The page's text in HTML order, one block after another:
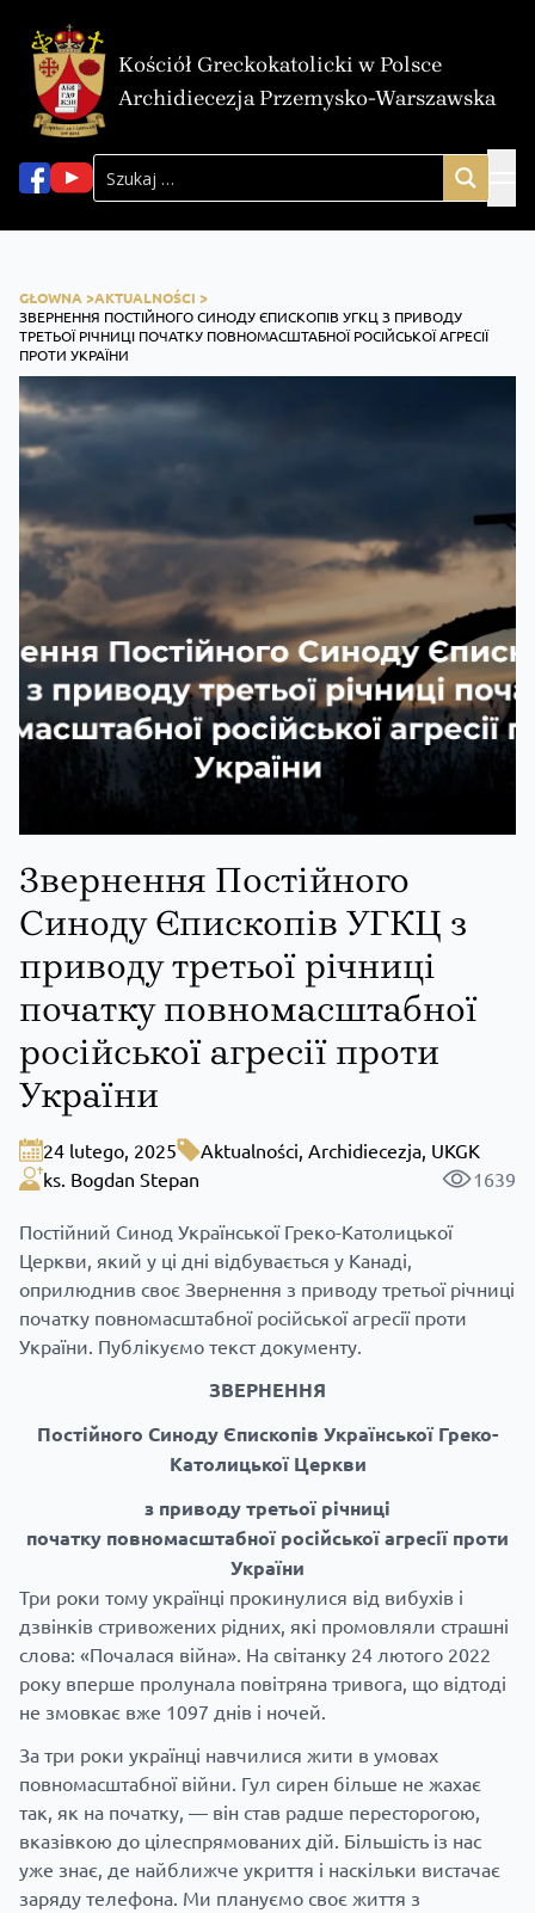
Kościół Greckokatolicki w Polsce
Archidiecezja Przemysko-Warszawska
GŁOWNA >AKTUALNOŚCI >
ЗВЕРНЕННЯ ПОСТІЙНОГО СИНОДУ ЄПИСКОПІВ УГКЦ З ПРИВОДУ
ТРЕТЬОЇ РІЧНИЦІ ПОЧАТКУ ПОВНОМАСШТАБНОЇ РОСІЙСЬКОЇ АГРЕСІЇ
ПРОТИ УКРАЇНИ
Звернення Постійного
Синоду Єпископів УГКЦ з
приводу третьої річниці
початку повномасштабної
російської агресії проти
України
24 lutego, 2025 Aktualności, Archidiecezja, UKGK
ks. Bogdan Stepan
1639
Постійний Синод Української Греко-Католицької
Церкви, який у ці дні відбувається у Канаді,
оприлюднив своє Звернення з приводу третьої річниці
початку повномасштабної російської агресії проти
України. Публікуємо текст документу.
ЗВЕРНЕННЯ
Постійного Синоду Єпископів Української Греко-
Католицької Церкви
з приводу третьої річниці
початку повномасштабної російської агресії проти
України
Три роки тому українці прокинулися від вибухів і
дзвінків стривожених рідних, які промовляли страшні
слова: «Почалася війна». На світанку 24 лютого 2022
року вперше пролунала повітряна тривога, що відтоді
не змовкає вже 1097 днів і ночей.
За три роки українці навчилися жити в умовах
повномасштабної війни. Гул сирен більше не жахає
так, як на початку, — він став радше пересторогою,
вказівкою до цілеспрямованих дій. Більшість із нас
уже знає, де найближче укриття і наскільки вистачає
заряду телефона. Ми плануємо своє життя з